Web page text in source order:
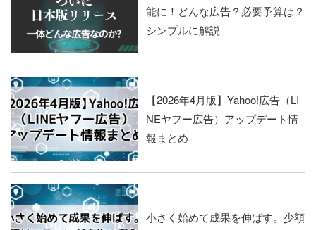
能に！どんな広告？必要予算は？
シンプルに解説
【2026年4月版】Yahoo!広告（LI
NEヤフー広告）アップデート情
報まとめ
小さく始めて成果を伸ばす。少額